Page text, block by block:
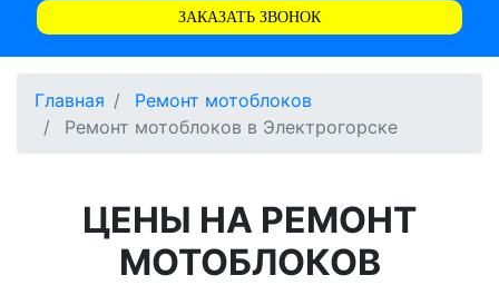
ЗАКАЗАТЬ ЗВОНОК
Главная
Ремонт мотоблоков
Ремонт мотоблоков в Электрогорске
ЦЕНЫ НА РЕМОНТ
МОТОБЛОКОВ